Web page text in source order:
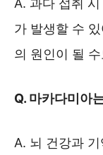
A. 과다 섭취
가 발생할 수
의 원인이 될
Q. 마카다미아
A. 뇌 건강과